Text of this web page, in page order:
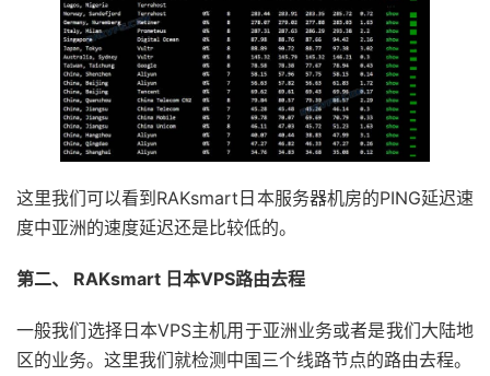
这里我们可以看到RAKsmart日本服务器机房的PING延迟速
度中亚洲的速度延迟还是比较低的。
第二、 RAKsmart 日本VPS路由去程
一般我们选择日本VPS主机用于亚洲业务或者是我们大陆地
区的业务。这里我们就检测中国三个线路节点的路由去程。